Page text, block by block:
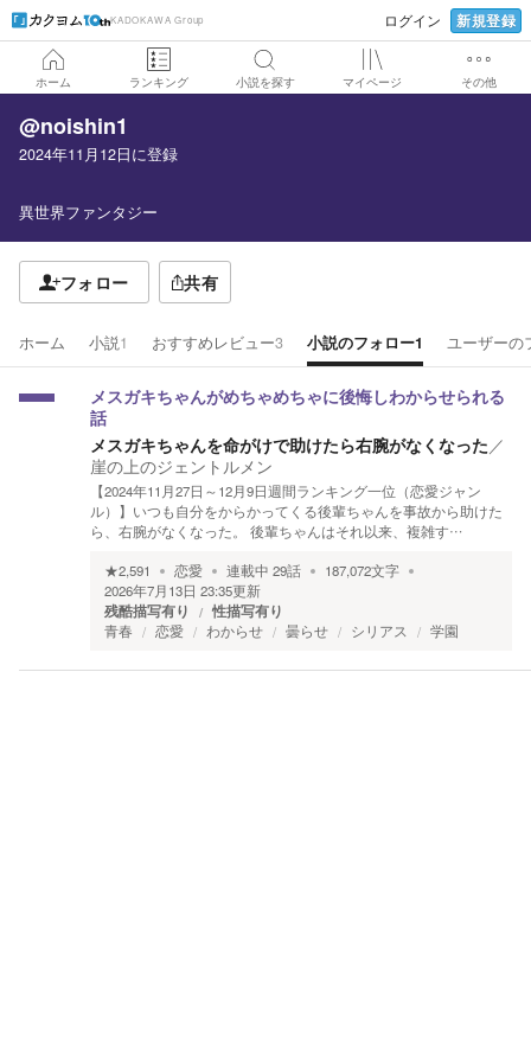
KADOKAWA Group ログイン 新規登録
ホーム ランキング 小説を探す マイページ その他
@noishin1
2024年11月12日に登録
異世界ファンタジー
フォロー 共有
ホーム 小説1 おすすめレビュー3 小説のフォロー1 ユーザーの
メスガキちゃんがめちゃめちゃに後悔しわからせられる
話
メスガキちゃんを命がけで助けたら右腕がなくなった／
崖の上のジェントルメン
【2024年11月27日～12月9日週間ランキング一位（恋愛ジャン
ル）】いつも自分をからかってくる後輩ちゃんを事故から助けた
ら、右腕がなくなった。 後輩ちゃんはそれ以来、複雑す…
★2,591 恋愛 連載中 29話 187,072文字
2026年7月13日 23:35更新
残酷描写有り 性描写有り
青春 恋愛 わからせ 曇らせ シリアス 学園